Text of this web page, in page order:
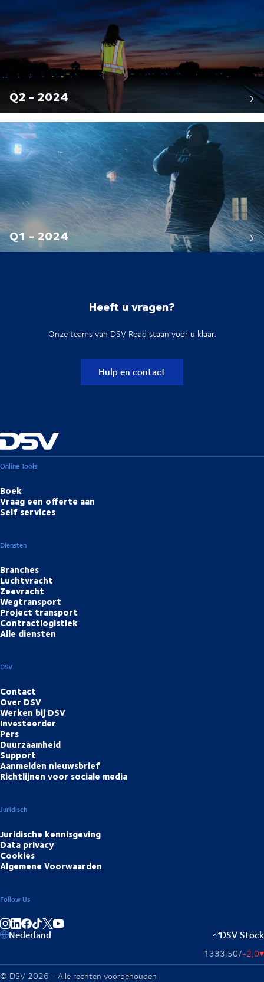
Q2 - 2024
Q1 - 2024
Heeft u vragen?
Onze teams van DSV Road staan voor u klaar.
Hulp en contact
Online Tools
Boek
Vraag een offerte aan
Self services
Diensten
Branches
Luchtvracht
Zeevracht
Wegtransport
Project transport
Contractlogistiek
Alle diensten
DSV
Contact
Over DSV
Werken bij DSV
Investeerder
Pers
Duurzaamheid
Support
Aanmelden nieuwsbrief
Richtlijnen voor sociale media
Juridisch
Juridische kennisgeving
Data privacy
Cookies
Algemene Voorwaarden
Follow Us
Deel op Instagram
Deel op LinkedIn
Deel op Facebook
Deel op TikTok
Nederland DSV Stock
1333,50/-2,0▴
© DSV 2026 - Alle rechten voorbehouden